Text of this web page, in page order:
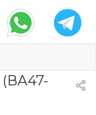
(ВА47-